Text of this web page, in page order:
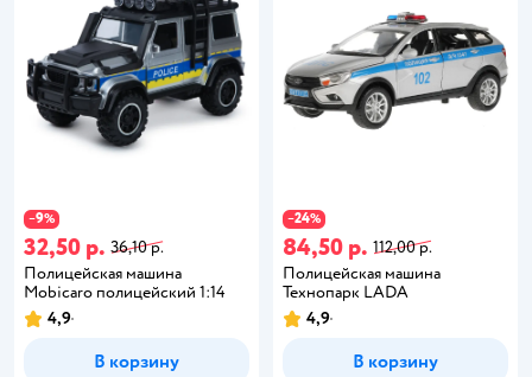
−9%
32,50 р. 36,10 р.
Полицейская машина
Mobicaro полицейский 1:14
4,9
В корзину
−24%
84,50 р. 112,00 р.
Полицейская машина
Технопарк LADA
4,9
В корзину